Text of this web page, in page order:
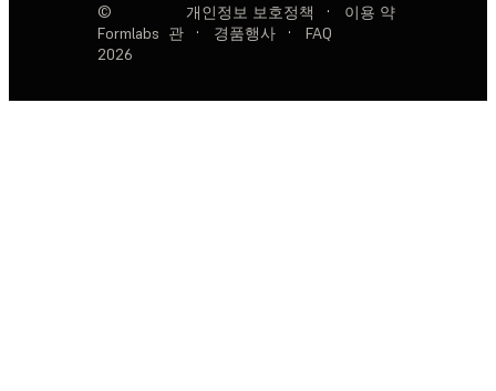
©
Formlabs
2026
개인정보 보호정책 ·
이용 약
관
· 경품행사 · FAQ